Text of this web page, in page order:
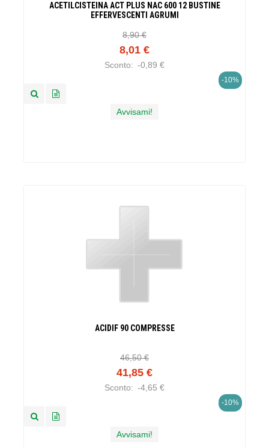
ACETILCISTEINA ACT PLUS NAC 600 12 BUSTINE
EFFERVESCENTI AGRUMI
8,90 €
8,01 €
Sconto: -0,89 €
-10%
Avvisami!
ACIDIF 90 COMPRESSE
46,50 €
41,85 €
Sconto: -4,65 €
-10%
Avvisami!